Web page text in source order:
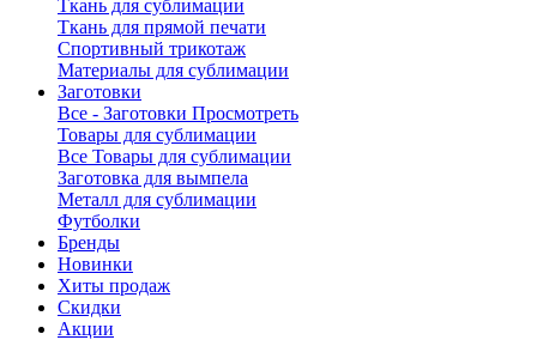
Ткань для сублимации
Ткань для прямой печати
Спортивный трикотаж
Материалы для сублимации
Заготовки
Все - Заготовки Просмотреть
Товары для сублимации
Все Товары для сублимации
Заготовка для вымпела
Металл для сублимации
Футболки
Бренды
Новинки
Хиты продаж
Скидки
Акции